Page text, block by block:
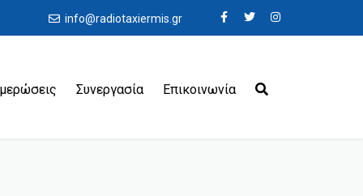
info@radiotaxiermis.gr
Συνεργασία Επικοινωνία